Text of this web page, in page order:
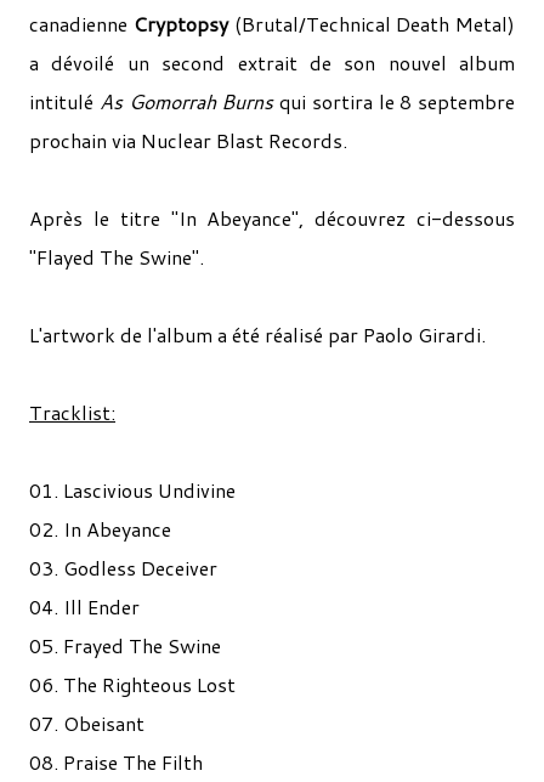
canadienne Cryptopsy(Brutal/Technical Death Metal)
a dévoilé un second extrait de son nouvel album
intitulé As Gomorrah Burnsqui sortira le 8 septembre
prochain via Nuclear Blast Records.
Après le titre "In Abeyance", découvrez ci-dessous
"Flayed The Swine".
L'artwork de l'album a été réalisé par Paolo Girardi.
Tracklist:
01. Lascivious Undivine
02. In Abeyance
03. Godless Deceiver
04. Ill Ender
05. Frayed The Swine
06. The Righteous Lost
07. Obeisant
08. Praise The Filth